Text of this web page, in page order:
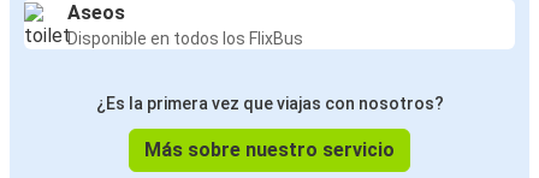
Aseos
Disponible en todos los FlixBus
¿Es la primera vez que viajas con nosotros?
Más sobre nuestro servicio